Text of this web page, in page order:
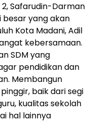
Safarudin-Darman
besar yang akan
Kota Madani, Adil
kebersamaan.
SDM yang
pendidikan dan
Membangun
baik dari segi
kualitas sekolah
hal lainnya